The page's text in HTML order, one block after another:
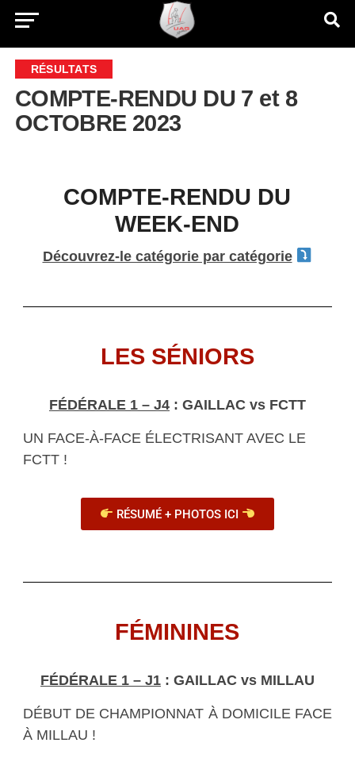
RÉSULTATS
COMPTE-RENDU DU 7 et 8
OCTOBRE 2023
COMPTE-RENDU DU
WEEK-END
Découvrez-le catégorie par catégorie
LES SÉNIORS
FÉDÉRALE 1 – J4: GAILLAC vs FCTT
UN FACE-À-FACE ÉLECTRISANT AVEC LE
FCTT !
RÉSUMÉ + PHOTOS ICI
FÉMININES
FÉDÉRALE 1 – J1: GAILLAC vs MILLAU
DÉBUT DE CHAMPIONNAT À DOMICILE FACE
À MILLAU !